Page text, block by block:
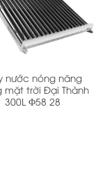
nước nóng năng
mặt trời Đại Thành
300L Φ58 28